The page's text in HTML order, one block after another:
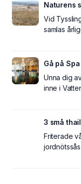
Naturens
Vid
samlas
Gå på
Unna dig
inne i
3 små
Friterade
jordnötssås